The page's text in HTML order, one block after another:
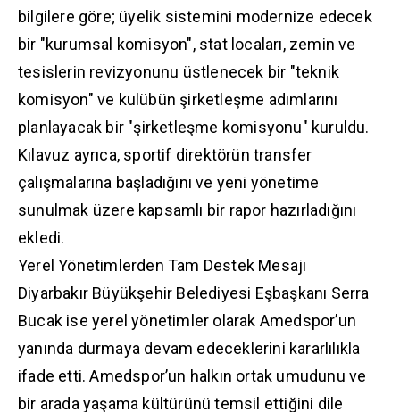
bilgilere göre; üyelik sistemini modernize edecek
bir "kurumsal komisyon", stat locaları, zemin ve
tesislerin revizyonunu üstlenecek bir "teknik
komisyon" ve kulübün şirketleşme adımlarını
planlayacak bir "şirketleşme komisyonu" kuruldu.
Kılavuz ayrıca, sportif direktörün transfer
çalışmalarına başladığını ve yeni yönetime
sunulmak üzere kapsamlı bir rapor hazırladığını
ekledi.
Yerel Yönetimlerden Tam Destek Mesajı
Diyarbakır Büyükşehir Belediyesi Eşbaşkanı Serra
Bucak ise yerel yönetimler olarak Amedspor’un
yanında durmaya devam edeceklerini kararlılıkla
ifade etti. Amedspor’un halkın ortak umudunu ve
bir arada yaşama kültürünü temsil ettiğini dile